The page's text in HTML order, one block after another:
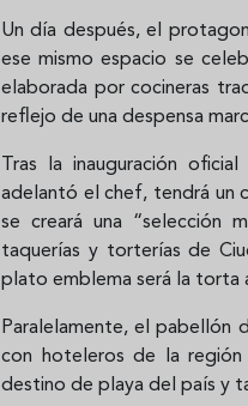
Un día después, el
ese mismo espacio se
elaborada por cocineras
reflejo de una despensa
Tras la inauguración
adelantó el chef, tendrá un
se creará una “selección
taquerías y torterías de
plato emblema será la torta
Paralelamente, el pabellón
con hoteleros de la región
destino de playa del país y